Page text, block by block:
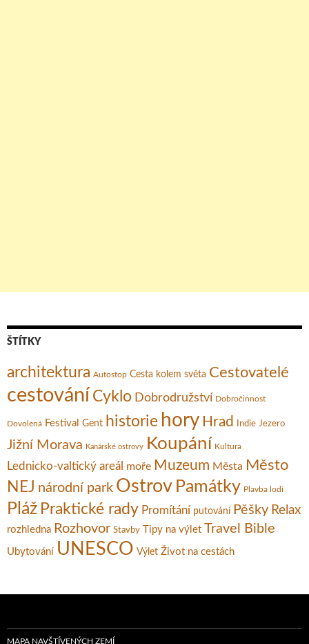
ŠTÍTKY
architektura Autostop Cesta kolem světa Cestovatelé
cestování Cyklo Dobrodružství Dobročinnost
Dovolená Festival Gent historie hory Hrad Indie Jezero
Jižní Morava Kanárské ostrovy Koupání Kultura
Lednicko-valtický areál moře Muzeum Města Město
NEJ národní park Ostrov Památky Plavba lodí
Pláž Praktické rady Promítání putování Pěšky Relax
rozhledna Rozhovor Stavby Tipy na výlet Travel Bible
Ubytování UNESCO Výlet Život na cestách
MAPA NAVŠTÍVENÝCH ZEMÍ